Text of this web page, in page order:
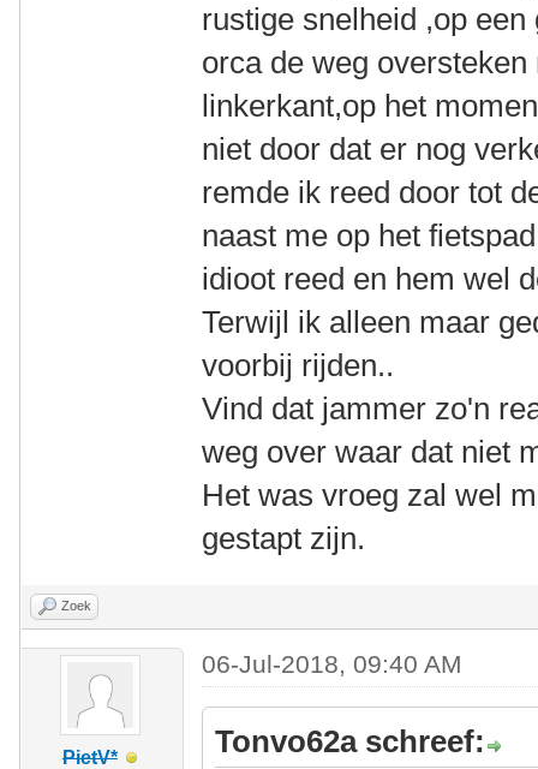
rustige snelheid ,op
orca de weg
linkerkant,op het
niet door dat er nog
remde ik reed door tot
naast me op het
idioot reed en hem wel
Terwijl ik alleen maar
voorbij rijden..
Vind dat jammer zo'n
weg over waar dat niet
Het was vroeg zal wel
gestapt zijn.
Zoek
PietV*
06-Jul-2018, 09:40 AM
Tonvo62a schreef: